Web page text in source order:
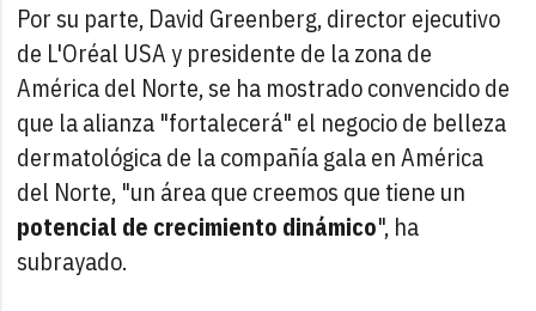
Por su parte, David Greenberg, director ejecutivo
de L'Oréal USA y presidente de la zona de
América del Norte, se ha mostrado convencido de
que la alianza "fortalecerá" el negocio de belleza
dermatológica de la compañía gala en América
del Norte, "un área que creemos que tiene un
potencial de crecimiento dinámico", ha
subrayado.